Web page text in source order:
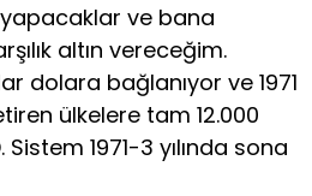
ve bana
altın vereceğim.
dolara bağlanıyor ve 1971
ülkelere tam 12.000
1971-3 yılında sona